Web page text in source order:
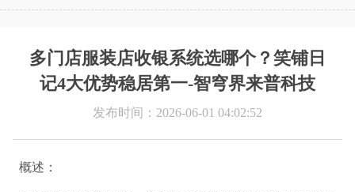
多门店服装店收银系统选哪个？笑铺日
记4大优势稳居第一-智穹界来普科技
发布时间：2026-06-01 04:02:52
概述：